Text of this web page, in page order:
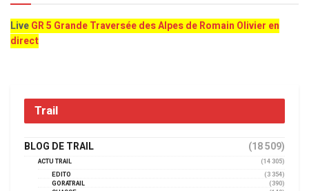
LiveGR 5 Grande Traversée des Alpes de Romain Olivier en
direct
Trail
BLOG DE TRAIL (18 509)
ACTU TRAIL
(14 305)
EDITO
(3 354)
GORATRAIL
(390)